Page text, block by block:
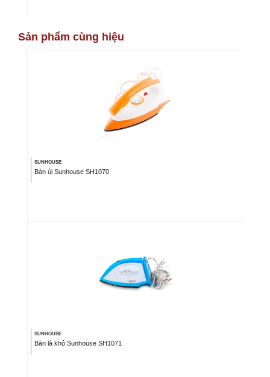
Sản phẩm cùng hiệu
SUNHOUSE
Bàn ủi Sunhouse SH1070
SUNHOUSE
Bàn là khô Sunhouse SH1071